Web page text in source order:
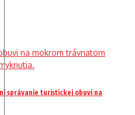
správanie turistickej obuvi na